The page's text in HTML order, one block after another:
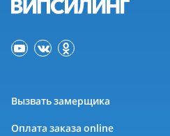
Вызвать замерщика
Оплата заказа online